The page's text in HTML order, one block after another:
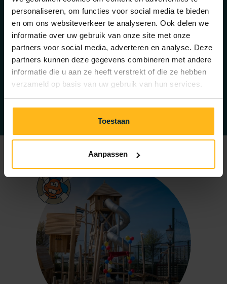
personaliseren, om functies voor social media te bieden
en om ons websiteverkeer te analyseren. Ook delen we
informatie over uw gebruik van onze site met onze
partners voor social media, adverteren en analyse. Deze
partners kunnen deze gegevens combineren met andere
informatie die u aan ze heeft verstrekt of die ze hebben
verzameld op basis van uw gebruik van hun services.
Toestaan
Aanpassen
dem Programm! Ab 18:30 Uhr legen die DJs von
Geluksvogels coole Musik auf, während ihr den
Sonnenuntergang und ein leckeres Getränk genießt.
Und das alles mit den Füßen im Sand! Wir freuen uns
darauf, euch an den unten aufgeführten Terminen am
Strand beim Strandpavillon Zuid-Zuid-West zu sehen.
Samstag, 8. August 2026
Samstag, 15. August 2026